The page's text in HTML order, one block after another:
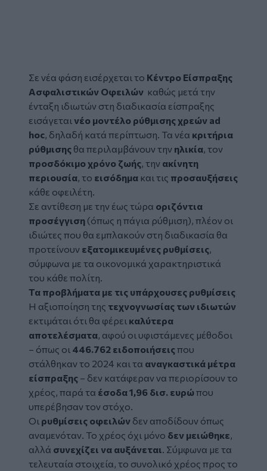
Σε νέα φάση εισέρχεται το Κέντρο Είσπραξης
Ασφαλιστικών Οφειλών καθώς μετά την
ένταξη ιδιωτών στη διαδικασία είσπραξης
εισάγεται νέο μοντέλο ρύθμισηςχρεών ad
hoc, δηλαδή κατά περίπτωση. Τα νέα κριτήρια
ρύθμισης θα περιλαμβάνουν την ηλικία, τον
προσδόκιμο χρόνο ζωής, την ακίνητη
περιουσία, το εισόδημα και τις προσαυξήσεις
κάθε οφειλέτη.
Σε αντίθεση με την έως τώρα οριζόντια
προσέγγιση (όπως η πάγια ρύθμιση), πλέον οι
ιδιώτες που θα εμπλακούν στη διαδικασία θα
προτείνουν εξατομικευμένες ρυθμίσεις,
σύμφωνα με τα οικονομικά χαρακτηριστικά
του κάθε πολίτη.
Τα προβλήματα με τις υπάρχουσες ρυθμίσεις
Η αξιοποίηση της τεχνογνωσίας των ιδιωτών
εκτιμάται ότι θα φέρει καλύτερα
αποτελέσματα, αφού οι υφιστάμενες μέθοδοι
– όπως οι 446.762 ειδοποιήσειςπου
στάλθηκαν το 2024 και τα αναγκαστικά μέτρα
είσπραξης – δεν κατάφεραν να περιορίσουν το
χρέος, παρά τα έσοδα 1,96 δισ. ευρώπου
υπερέβησαν τον στόχο.
Οι ρυθμίσεις οφειλών δεν αποδίδουν όπως
αναμενόταν. Το χρέος όχι μόνο δεν μειώθηκε,
αλλά συνεχίζει να αυξάνεται. Σύμφωνα με τα
τελευταία στοιχεία, το συνολικό χρέος προς το